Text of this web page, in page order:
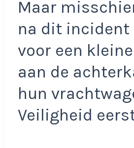
Maar
na dit incident
voor een
aan de
hun
Veiligheid